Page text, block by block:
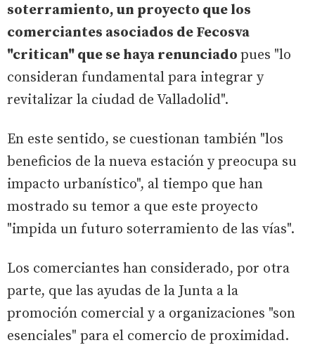
soterramiento, un proyecto que los
comerciantes asociados de Fecosva
"critican" que se haya renunciado pues "lo
consideran fundamental para integrar y
revitalizar la ciudad de Valladolid".
En este sentido, se cuestionan también "los
beneficios de la nueva estación y preocupa su
impacto urbanístico", al tiempo que han
mostrado su temor a que este proyecto
"impida un futuro soterramiento de las vías".
Los comerciantes han considerado, por otra
parte, que las ayudas de la Junta a la
promoción comercial y a organizaciones "son
esenciales" para el comercio de proximidad.